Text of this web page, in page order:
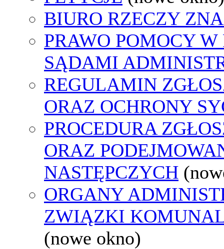
BIURO RZECZY
PRAWO POMOCY
SĄDAMI
REGULAMIN
ORAZ OCHRONY
PROCEDURA
ORAZ
NASTĘPCZYCH
ORGANY
ZWIĄZKI
(nowe okno)